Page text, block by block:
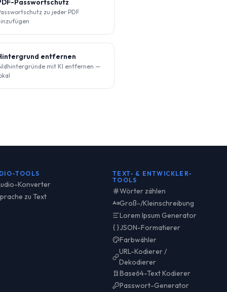
Passwortschutz
zu jeder PDF
entfernen
mit KI entfernen —
TOOLS
Konverter
zu Text
TEXT- & ENTWICKLER-
TOOLS
Wörter zählen
Groß-/Kleinschreibung
Lorem Ipsum Generator
JSON-Formatierer
Farbwähler
URL-Kodierer /
Dekodierer
Base64-Text Kodierer
Passwort-Generator